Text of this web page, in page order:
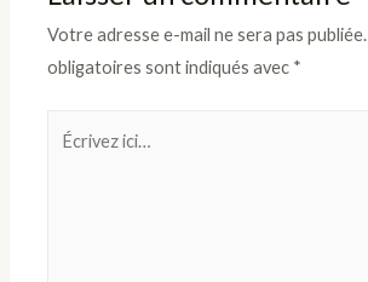
Votre adresse e-mail ne sera pas publiée.
obligatoires sont indiqués avec *